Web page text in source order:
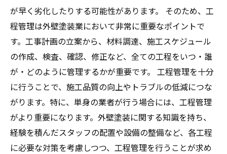
が早く劣化したりする可能性があります。 そのため、工
程管理は外壁塗装業において非常に重要なポイントで
す。工事計画の立案から、材料調達、施工スケジュール
の作成、検査、確認、修正など、全ての工程をいつ・誰
が・どのように管理するかが重要です。 工程管理を十分
に行うことで、施工品質の向上やトラブルの低減につな
がります。特に、単身の業者が行う場合には、工程管理
がより重要になります。外壁塗装に関する知識を持ち、
経験を積んだスタッフの配置や設備の整備など、各工程
に必要な対策を考慮しつつ、工程管理を行うことが求め